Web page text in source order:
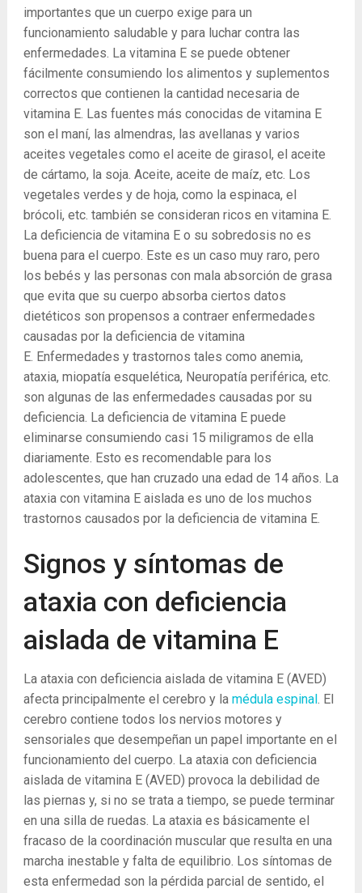
importantes que un cuerpo exige para un
funcionamiento saludable y para luchar contra las
enfermedades. La vitamina E se puede obtener
fácilmente consumiendo los alimentos y suplementos
correctos que contienen la cantidad necesaria de
vitamina E. Las fuentes más conocidas de vitamina E
son el maní, las almendras, las avellanas y varios
aceites vegetales como el aceite de girasol, el aceite
de cártamo, la soja. Aceite, aceite de maíz, etc. Los
vegetales verdes y de hoja, como la espinaca, el
brócoli, etc. también se consideran ricos en vitamina E.
La deficiencia de vitamina E o su sobredosis no es
buena para el cuerpo. Este es un caso muy raro, pero
los bebés y las personas con mala absorción de grasa
que evita que su cuerpo absorba ciertos datos
dietéticos son propensos a contraer enfermedades
causadas por la deficiencia de vitamina
E. Enfermedades y trastornos tales como anemia,
ataxia, miopatía esquelética, Neuropatía periférica, etc.
son algunas de las enfermedades causadas por su
deficiencia. La deficiencia de vitamina E puede
eliminarse consumiendo casi 15 miligramos de ella
diariamente. Esto es recomendable para los
adolescentes, que han cruzado una edad de 14 años. La
ataxia con vitamina E aislada es uno de los muchos
trastornos causados ​​por la deficiencia de vitamina E.
Signos y síntomas de
ataxia con deficiencia
aislada de vitamina E
La ataxia con deficiencia aislada de vitamina E (AVED)
afecta principalmente el cerebro y la médula espinal. El
cerebro contiene todos los nervios motores y
sensoriales que desempeñan un papel importante en el
funcionamiento del cuerpo. La ataxia con deficiencia
aislada de vitamina E (AVED) provoca la debilidad de
las piernas y, si no se trata a tiempo, se puede terminar
en una silla de ruedas. La ataxia es básicamente el
fracaso de la coordinación muscular que resulta en una
marcha inestable y falta de equilibrio. Los síntomas de
esta enfermedad son la pérdida parcial de sentido, el